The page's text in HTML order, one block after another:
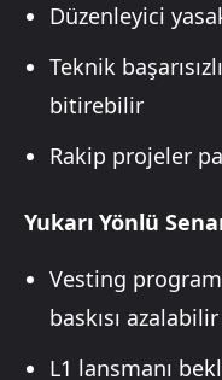
Düzenleyici
Teknik
bitirebilir
Rakip projeler
Yukarı Yönlü
Vesting
baskısı azalabilir
L1 lansmanı